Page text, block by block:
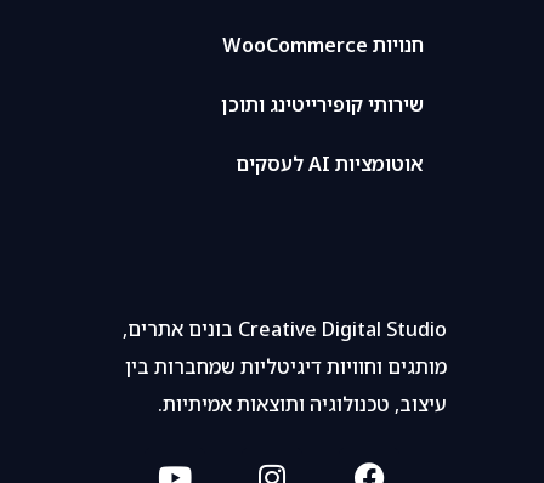
חנויות WooCommerce
שירותי קופירייטינג ותוכן
אוטומציות AI לעסקים
Creative Digital Studio בונים אתרים,
מותגים וחוויות דיגיטליות שמחברות בין
עיצוב, טכנולוגיה ותוצאות אמיתיות.